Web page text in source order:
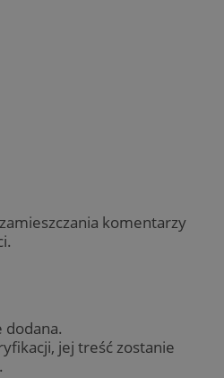
komentarzy
dodana.
jej treść zostanie